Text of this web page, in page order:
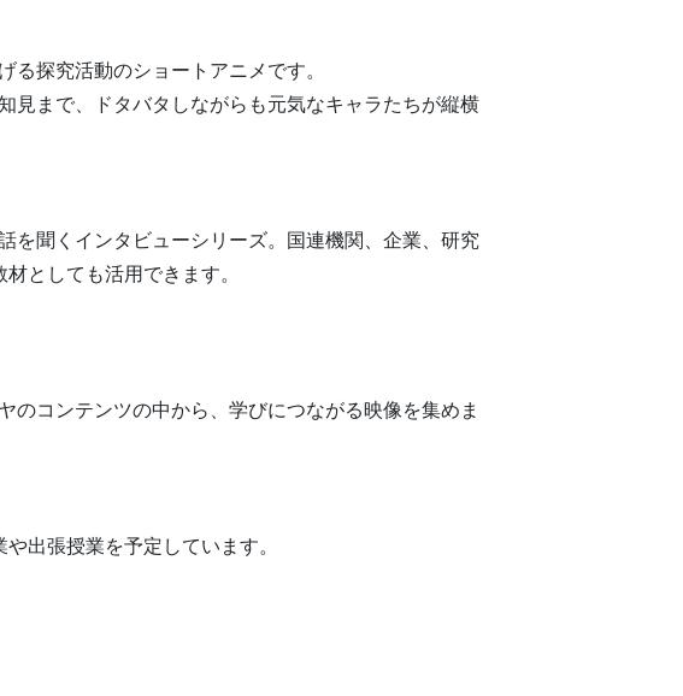
探究活動のショートアニメです。
見まで、ドタバタしながらも元気なキャラたちが縦横
を聞くインタビューシリーズ。国連機関、企業、研究
としても活用できます。
コンテンツの中から、学びにつながる映像を集めま
出張授業を予定しています。